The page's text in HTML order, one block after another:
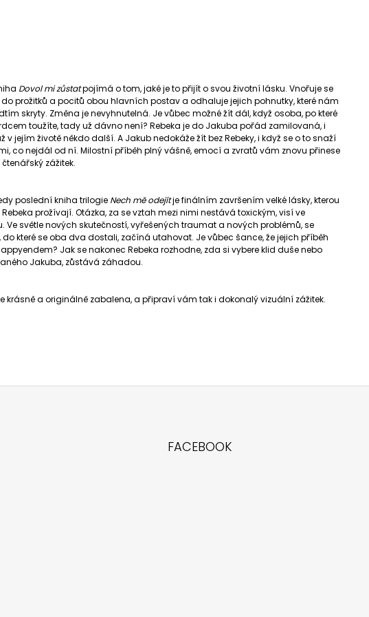
Dovol mi zůstatpojímá o tom, jaké je to přijít o svou životní lásku. Vnořuje se
prožitků a pocitů obou hlavních postav a odhaluje jejich pohnutky, které nám
skryty. Změna je nevyhnutelná. Je vůbec možné žít dál, když osoba, po které
toužíte, tady už dávno není? Rebeka je do Jakuba pořád zamilovaná, i
v jejím životě někdo další. A Jakub nedokáže žít bez Rebeky, i když se o to snaží
co nejdál od ní. Milostní příběh plný vášně, emocí a zvratů vám znovu přinese
zážitek.
poslední kniha trilogie Nech mě odejítje finálním završením velké lásky, kterou
prožívají. Otázka, za se vztah mezi nimi nestává toxickým, visí ve
Ve světle nových skutečností, vyřešených traumat a nových problémů, se
do které se oba dva dostali, začíná utahovat. Je vůbec šance, že jejich příběh
Jak se nakonec Rebeka rozhodne, zda si vybere klid duše nebo
Jakuba, zůstává záhadou.
krásně a originálně zabalena, a připraví vám tak i dokonalý vizuální zážitek.
FACEBOOK